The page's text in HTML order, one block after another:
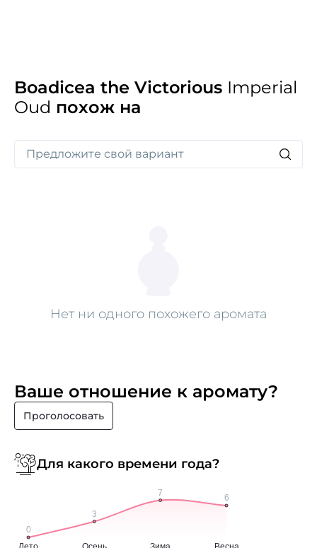
и березы. Средние ноты герани, розы, белого
жасмина и фрезии. Базовые ноты: кожа, роза,
индийский сандал, пачули и камбоджийский уд.
Boadicea the Victorious Imperial
Oud похож на
Нет ни одного похожего аромата
Ваше отношение к аромату?
Проголосовать
Для какого времени года?